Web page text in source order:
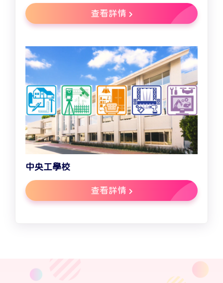
查看詳情
中央工學校
查看詳情